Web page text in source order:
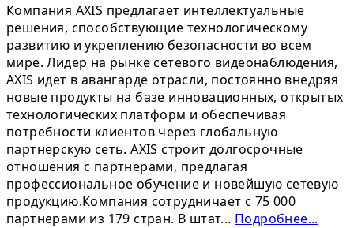
Компания AXIS предлагает интеллектуальные
решения, способствующие технологическому
развитию и укреплению безопасности во всем
мире. Лидер на рынке сетевого видеонаблюдения,
AXIS идет в авангарде отрасли, постоянно внедряя
новые продукты на базе инновационных, открытых
технологических платформ и обеспечивая
потребности клиентов через глобальную
партнерскую сеть. AXIS строит долгосрочные
отношения с партнерами, предлагая
профессиональное обучение и новейшую сетевую
продукцию.Компания сотрудничает с 75 000
партнерами из 179 стран. В штат... Подробнее...